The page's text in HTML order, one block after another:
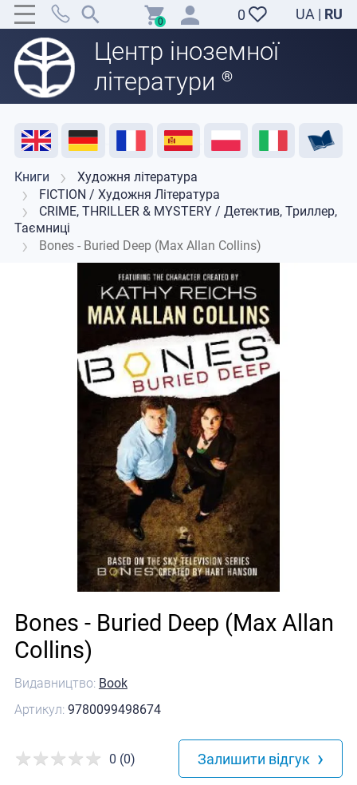
0 UA | RU
Центр іноземної
літератури ®
0
Акція Розпродаж Відгуки Підтримка викладачів
Книги
Художня література
FICTION / Художня Література
CRIME, THRILLER & MYSTERY / Детектив, Триллер,
Таємниці
Bones - Buried Deep (Max Allan Collins)
Видавництво: Book
Артикул: 9780099498674
Bones - Buried Deep (Max Allan
Collins)
0 (0) Залишити відгук ›